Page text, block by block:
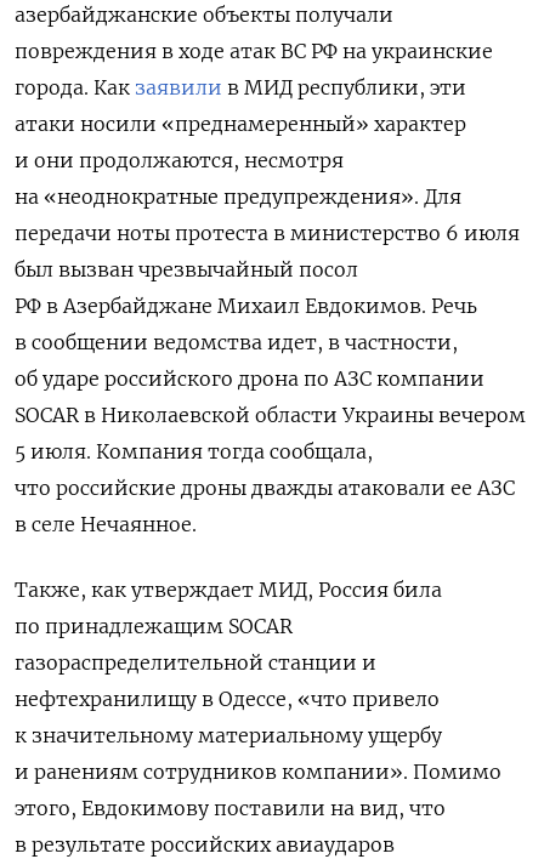
азербайджанские объекты получали
повреждения в ходе атак ВС РФ на украинские
города. Как заявили в МИД республики, эти
атаки носили «преднамеренный» характер
и они продолжаются, несмотря
на «неоднократные предупреждения». Для
передачи ноты протеста в министерство 6 июля
был вызван чрезвычайный посол
РФ в Азербайджане Михаил Евдокимов. Речь
в сообщении ведомства идет, в частности,
об ударе российского дрона по АЗС компании
SOCAR в Николаевской области Украины вечером
5 июля. Компания тогда сообщала,
что российские дроны дважды атаковали ее АЗС
в селе Нечаянное.
Также, как утверждает МИД, Россия била
по принадлежащим SOCAR
газораспределительной станции ​​и
нефтехранилищу в Одессе, «что привело
к значительному материальному ущербу
и ранениям сотрудников компании». Помимо
этого, Евдокимову поставили на вид, что
в результате российских авиаударов